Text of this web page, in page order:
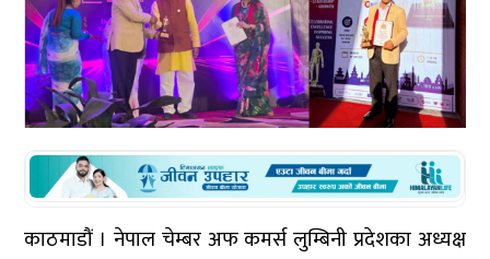
काठमाडौं । नेपाल चेम्बर अफ कमर्स लुम्बिनी प्रदेशका अध्यक्ष